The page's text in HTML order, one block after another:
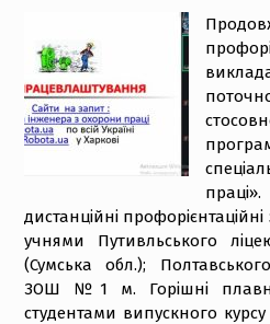
дистанційні
учнями Путивльського
(Сумська обл.);
ЗОШ №1 м. Горішні
студентами випускного